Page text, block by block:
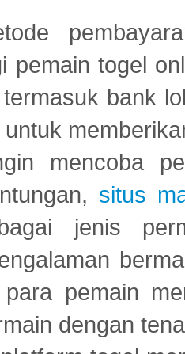
pemain togel
bank
mencoba
situs
jenis
para pemain
dengan